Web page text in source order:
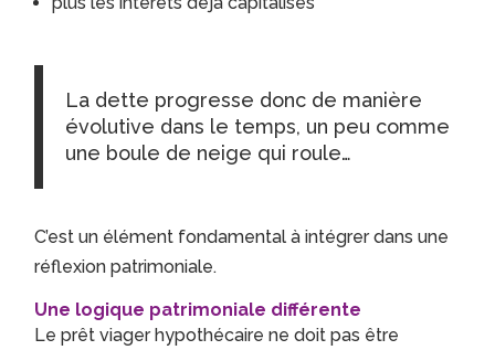
La dette progresse donc de manière
évolutive dans le temps, un peu comme
une boule de neige qui roule…
C’est un élément fondamental à intégrer dans une
réflexion patrimoniale.
Une logique patrimoniale différente
Le prêt viager hypothécaire ne doit pas être